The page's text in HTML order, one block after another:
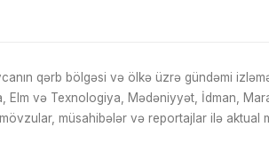
qərb bölgəsi və ölkə üzrə gündəmi
Elm və Texnologiya, Mədəniyyət, İdman,
müsahibələr və reportajlar ilə aktual